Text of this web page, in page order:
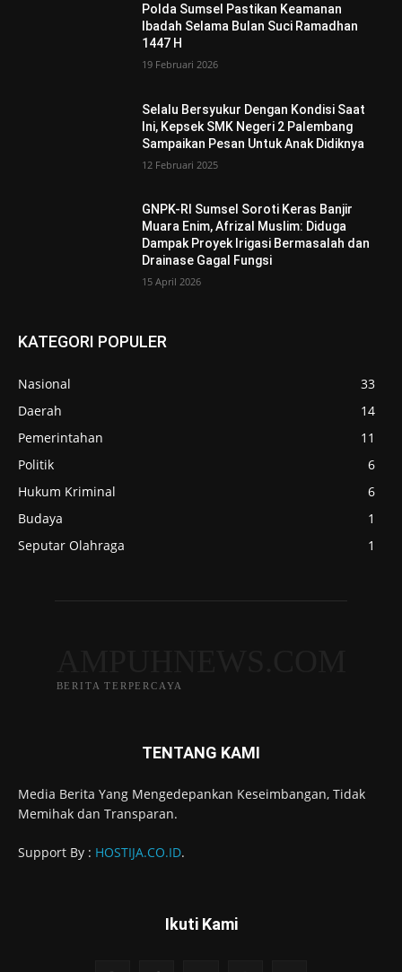
Polda Sumsel Pastikan Keamanan
Ibadah Selama Bulan Suci Ramadhan
1447 H
19 Februari 2026
Selalu Bersyukur Dengan Kondisi Saat
Ini, Kepsek SMK Negeri 2 Palembang
Sampaikan Pesan Untuk Anak Didiknya
12 Februari 2025
GNPK-RI Sumsel Soroti Keras Banjir
Muara Enim, Afrizal Muslim: Diduga
Dampak Proyek Irigasi Bermasalah dan
Drainase Gagal Fungsi
15 April 2026
KATEGORI POPULER
Nasional
33
Daerah
14
Pemerintahan
11
Politik
6
Hukum Kriminal
6
Budaya
1
Seputar Olahraga
1
BERITA TERPERCAYA
TENTANG KAMI
Media Berita Yang Mengedepankan Keseimbangan, Tidak
Memihak dan Transparan.
Support By : HOSTIJA.CO.ID.
Ikuti Kami